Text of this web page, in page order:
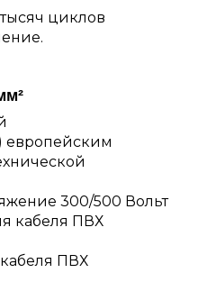
циклов
европейским
300/500 Вольт
кабеля ПВХ
ПВХ